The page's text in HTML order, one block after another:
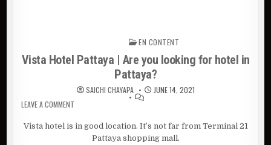
EN CONTENT
Vista Hotel Pattaya | Are you looking for hotel in
Pattaya?
SAICHI CHAYAPA
JUNE 14, 2021
LEAVE A COMMENTON VISTA HOTEL PATTAYA | ARE YOU LOOKING FOR HOTEL IN
Vista hotel is in good location. It’s not far from Terminal 21
Pattaya shopping mall.